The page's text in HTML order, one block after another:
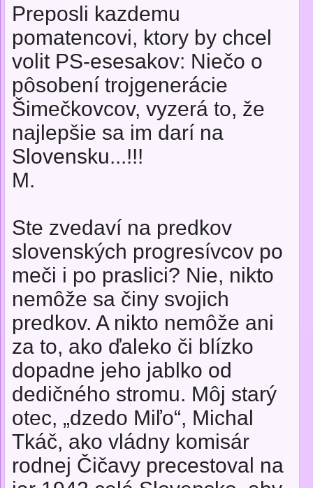
Preposli kazdemu
pomatencovi, ktory by chcel
volit PS-esesakov: Niečo o
pôsobení trojgenerácie
Šimečkovcov, vyzerá to, že
najlepšie sa im darí na
Slovensku...!!!
M.
Ste zvedaví na predkov
slovenských progresívcov po
meči i po praslici? Nie, nikto
nemôže sa činy svojich
predkov. A nikto nemôže ani
za to, ako ďaleko či blízko
dopadne jeho jablko od
dedičného stromu. Môj starý
otec, „dzedo Miľo“, Michal
Tkáč, ako vládny komisár
rodnej Čičavy precestoval na